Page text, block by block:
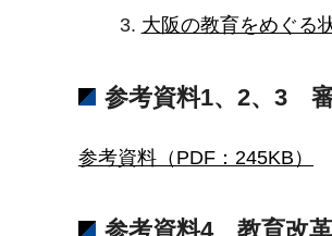
大阪の教育をめぐる
参考資料1、2、3 審
参考資料（PDF：245KB）
参考資料4 教育改